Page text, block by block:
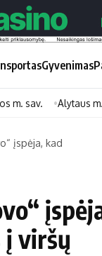
Gyvenimas
m. sav. Alytaus
įspėja, kad
viršų